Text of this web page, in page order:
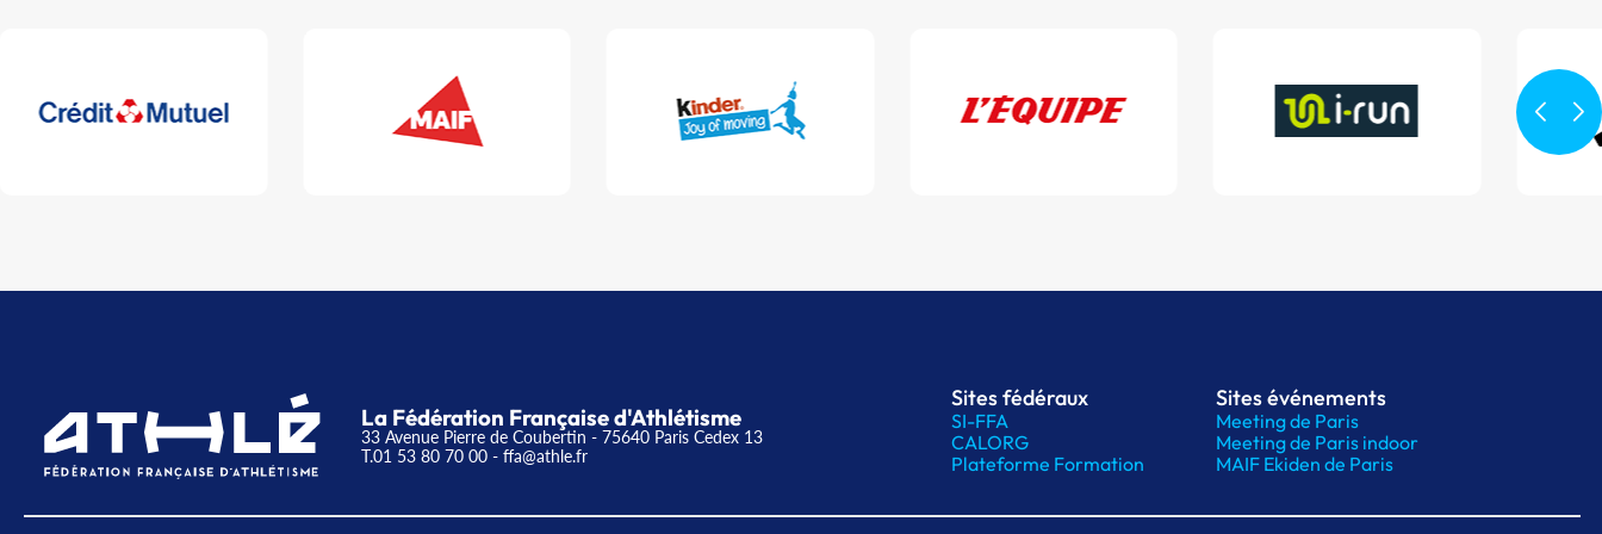
La Fédération Française d'Athlétisme
33 Avenue Pierre de Coubertin - 75640 Paris Cedex 13
T.01 53 80 70 00 - ffa@athle.fr
Sites fédéraux
SI-FFA
CALORG
Plateforme Formation
Sites événements
Meeting de Paris
Meeting de Paris indoor
MAIF Ekiden de Paris